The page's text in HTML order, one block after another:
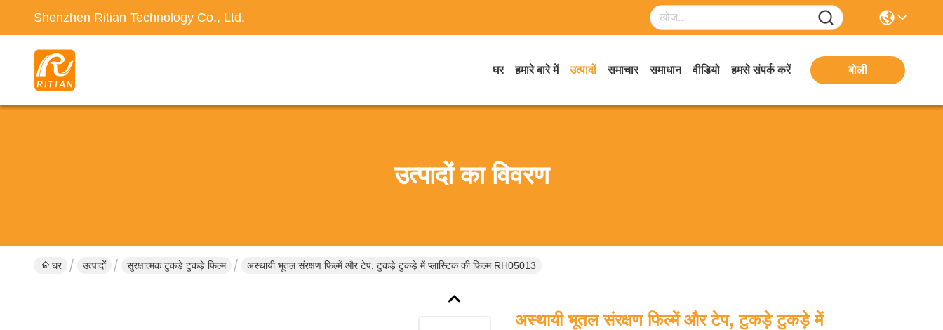
Shenzhen Ritian Technology Co., Ltd.
घर हमारे बारे में उत्पादों समाचार समाधान वीडियो हमसे संपर्क करें बोली
उत्पादों का विवरण
घर उत्पादों सुरक्षात्मक टुकड़े टुकड़े फिल्म अस्थायी भूतल संरक्षण फिल्में और टेप, टुकड़े टुकड़े में प्लास्टिक की फिल्म RH05013
अस्थायी भूतल संरक्षण फिल्में और टेप, टुकड़े टुकड़े में